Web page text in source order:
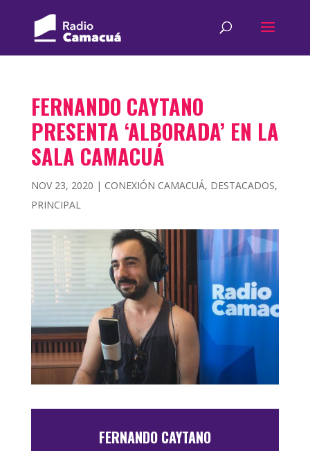
FERNANDO CAYTANO
PRESENTA ‘ALBORADA’ EN LA
SALA CAMACUÁ
NOV 23, 2020 | CONEXIÓN CAMACUÁ, DESTACADOS,
PRINCIPAL
FERNANDO CAYTANO